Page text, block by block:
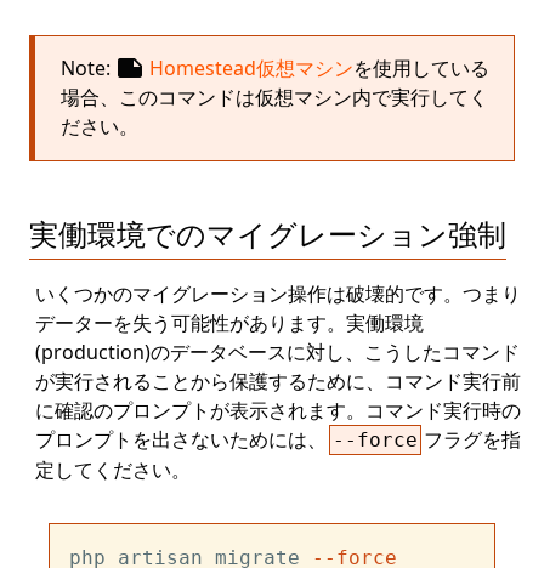
Note: note Homestead仮想マシンを使用している
場合、このコマンドは仮想マシン内で実行してく
ださい。
実働環境でのマイグレーション強制
いくつかのマイグレーション操作は破壊的です。つまり
データーを失う可能性があります。実働環境
(production)のデータベースに対し、こうしたコマンド
が実行されることから保護するために、コマンド実行前
に確認のプロンプトが表示されます。コマンド実行時の
プロンプトを出さないためには、
--force フラグを指
定してください。
php artisan migrate --force